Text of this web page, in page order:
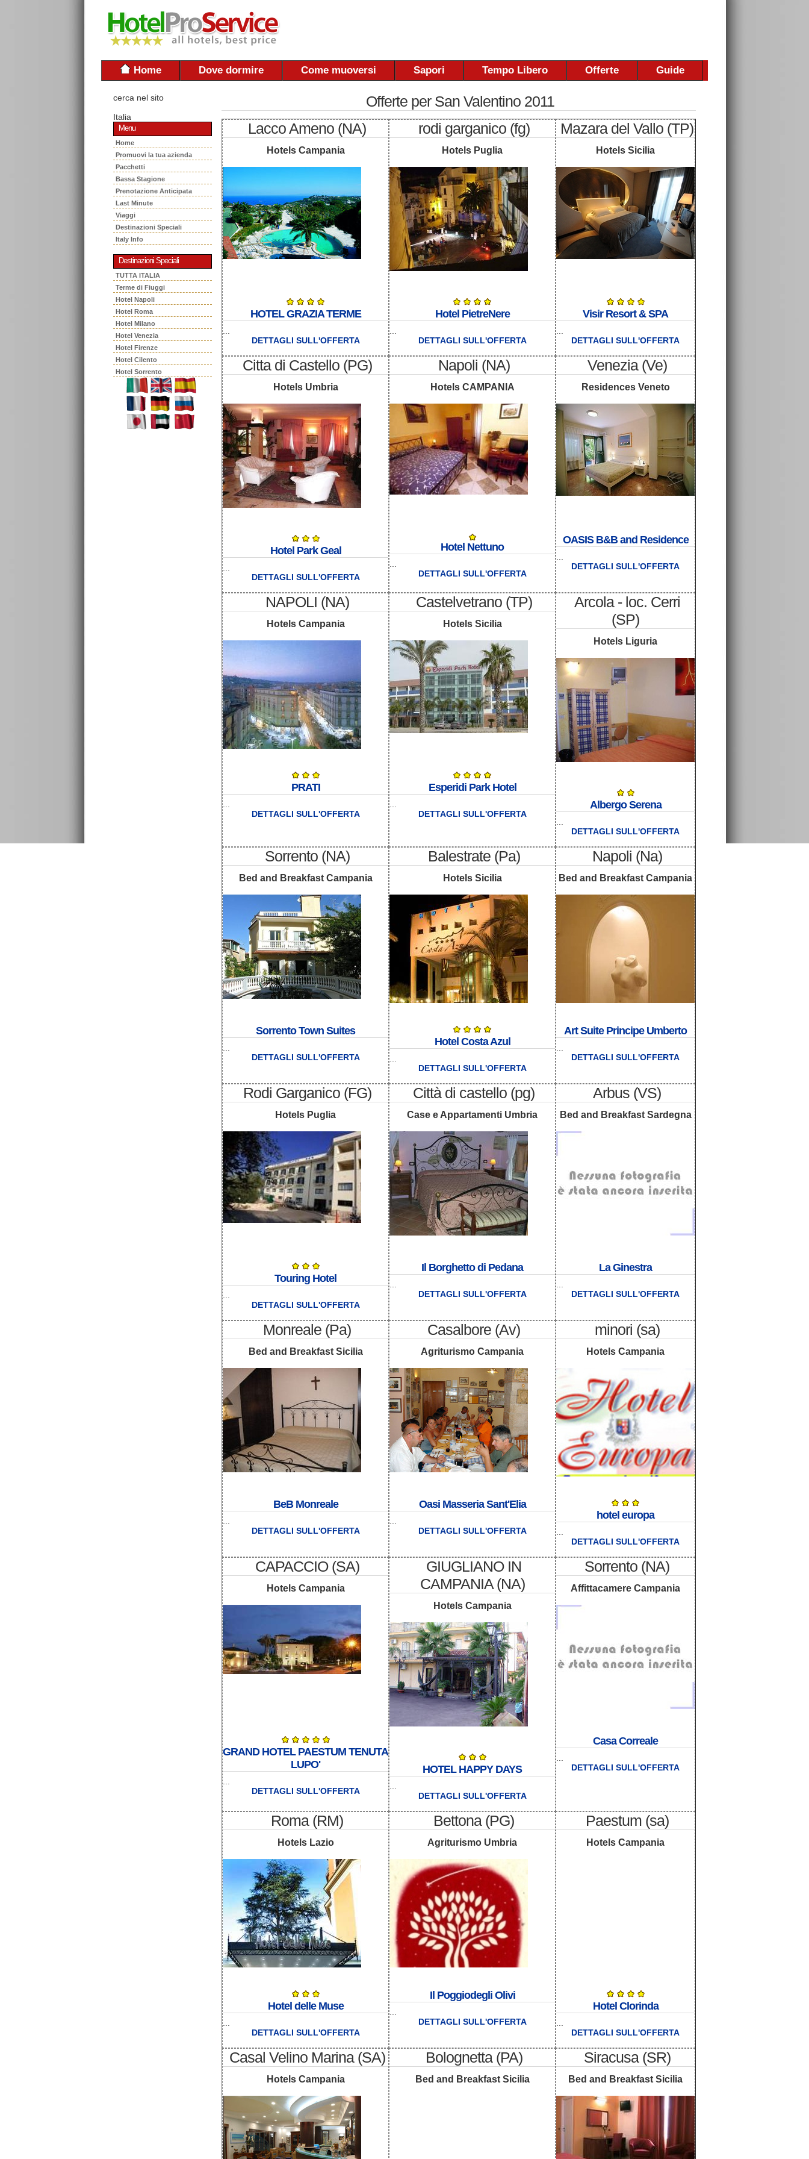
Home Dove dormire Come muoversi Sapori Tempo Libero Offerte Guide
cerca nel sito
Italia
Menu
Home
Promuovi la tua azienda
Pacchetti
Bassa Stagione
Prenotazione Anticipata
Last Minute
Viaggi
Destinazioni Speciali
Italy Info
Destinazioni Speciali
TUTTA ITALIA
Terme di Fiuggi
Hotel Napoli
Hotel Roma
Hotel Milano
Hotel Venezia
Hotel Firenze
Hotel Cilento
Hotel Sorrento
Offerte per San Valentino 2011
Lacco Ameno (NA)
Hotels Campania
HOTEL GRAZIA TERME
DETTAGLI SULL'OFFERTA
rodi garganico (fg)
Hotels Puglia
Hotel PietreNere
DETTAGLI SULL'OFFERTA
Mazara del Vallo (TP)
Hotels Sicilia
Visir Resort & SPA
DETTAGLI SULL'OFFERTA
Citta di Castello (PG)
Hotels Umbria
Hotel Park Geal
DETTAGLI SULL'OFFERTA
Napoli (NA)
Hotels CAMPANIA
Hotel Nettuno
DETTAGLI SULL'OFFERTA
Venezia (Ve)
Residences Veneto
OASIS B&B and Residence
DETTAGLI SULL'OFFERTA
NAPOLI (NA)
Hotels Campania
PRATI
DETTAGLI SULL'OFFERTA
Castelvetrano (TP)
Hotels Sicilia
Esperidi Park Hotel
DETTAGLI SULL'OFFERTA
Arcola - loc. Cerri
(SP)
Hotels Liguria
Albergo Serena
DETTAGLI SULL'OFFERTA
Sorrento (NA)
Bed and Breakfast Campania
Sorrento Town Suites
DETTAGLI SULL'OFFERTA
Balestrate (Pa)
Hotels Sicilia
Hotel Costa Azul
DETTAGLI SULL'OFFERTA
Napoli (Na)
Bed and Breakfast Campania
Art Suite Principe Umberto
DETTAGLI SULL'OFFERTA
Rodi Garganico (FG)
Hotels Puglia
Touring Hotel
DETTAGLI SULL'OFFERTA
Città di castello (pg)
Case e Appartamenti Umbria
Il Borghetto di Pedana
DETTAGLI SULL'OFFERTA
Arbus (VS)
Bed and Breakfast Sardegna
La Ginestra
DETTAGLI SULL'OFFERTA
Monreale (Pa)
Bed and Breakfast Sicilia
BeB Monreale
DETTAGLI SULL'OFFERTA
Casalbore (Av)
Agriturismo Campania
Oasi Masseria Sant'Elia
DETTAGLI SULL'OFFERTA
minori (sa)
Hotels Campania
hotel europa
DETTAGLI SULL'OFFERTA
CAPACCIO (SA)
Hotels Campania
GRAND HOTEL PAESTUM TENUTA
LUPO'
DETTAGLI SULL'OFFERTA
GIUGLIANO IN
CAMPANIA (NA)
Hotels Campania
HOTEL HAPPY DAYS
DETTAGLI SULL'OFFERTA
Sorrento (NA)
Affittacamere Campania
Casa Correale
DETTAGLI SULL'OFFERTA
Roma (RM)
Hotels Lazio
Hotel delle Muse
DETTAGLI SULL'OFFERTA
Bettona (PG)
Agriturismo Umbria
Il Poggiodegli Olivi
DETTAGLI SULL'OFFERTA
Paestum (sa)
Hotels Campania
Hotel Clorinda
DETTAGLI SULL'OFFERTA
Casal Velino Marina (SA)
Hotels Campania
Bolognetta (PA)
Bed and Breakfast Sicilia
Siracusa (SR)
Bed and Breakfast Sicilia